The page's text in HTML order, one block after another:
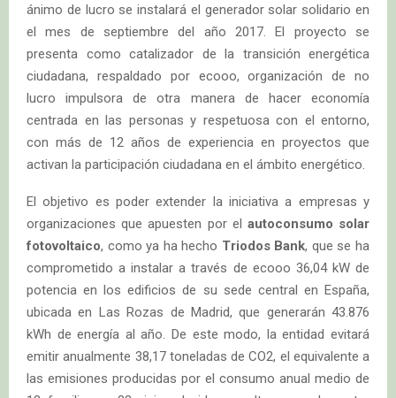
ánimo de lucro se instalará el generador solar solidario en
el mes de septiembre del año 2017. El proyecto se
presenta como catalizador de la transición energética
ciudadana, respaldado por ecooo, organización de no
lucro impulsora de otra manera de hacer economía
centrada en las personas y respetuosa con el entorno,
con más de 12 años de experiencia en proyectos que
activan la participación ciudadana en el ámbito energético.
El objetivo es poder extender la iniciativa a empresas y
organizaciones que apuesten por el autoconsumo solar
fotovoltaico, como ya ha hecho Triodos Bank, que se ha
comprometido a instalar a través de ecooo 36,04 kW de
potencia en los edificios de su sede central en España,
ubicada en Las Rozas de Madrid, que generarán 43.876
kWh de energía al año. De este modo, la entidad evitará
emitir anualmente 38,17 toneladas de CO2, el equivalente a
las emisiones producidas por el consumo anual medio de